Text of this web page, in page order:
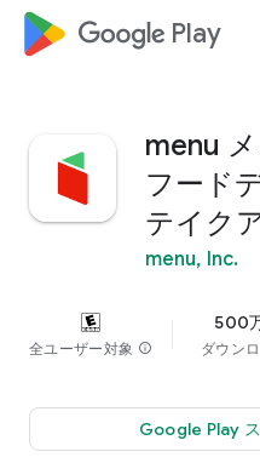
google_logo Play
menu
フード
テイク
menu, Inc.
全ユーザー対象 info
500
ダウン
Google Play